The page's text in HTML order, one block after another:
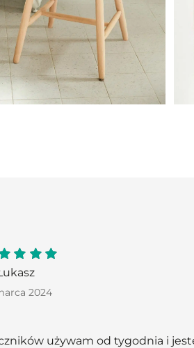
5
2024
używam od tygodnia i